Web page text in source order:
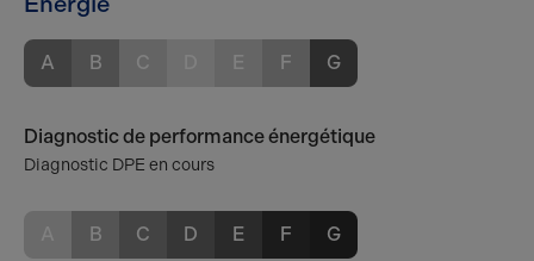
A B C E F G
Diagnostic de performance énergétique
Diagnostic DPE en cours
B C D E F G